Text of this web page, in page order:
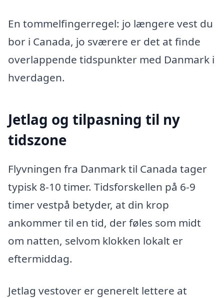
En tommelfingerregel: jo længere vest du
bor i Canada, jo sværere er det at finde
overlappende tidspunkter med Danmark i
hverdagen.
Jetlag og tilpasning til ny
tidszone
Flyvningen fra Danmark til Canada tager
typisk 8-10 timer. Tidsforskellen på 6-9
timer vestpå betyder, at din krop
ankommer til en tid, der føles som midt
om natten, selvom klokken lokalt er
eftermiddag.
Jetlag vestover er generelt lettere at